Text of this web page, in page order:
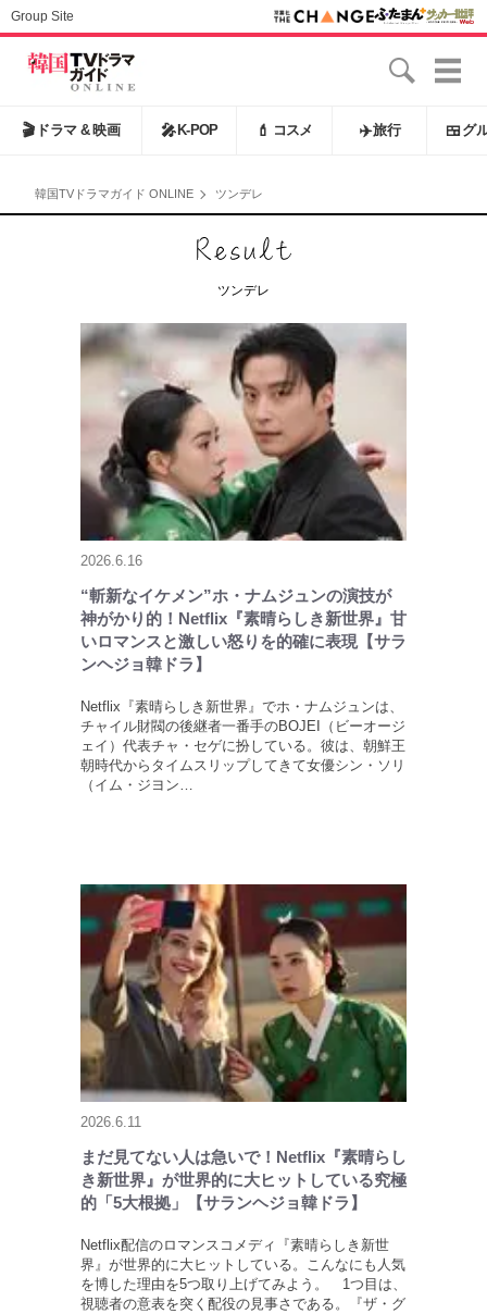
Group Site
🎬 ドラマ & 映画 🎤 K-POP 💄 コスメ ✈️旅行 🍱 グ
韓国TVドラマガイド ONLINE ツンデレ
ツンデレ
2026.6.16
“斬新なイケメン”ホ・ナムジュンの演技が
神がかり的！Netflix『素晴らしき新世界』甘
いロマンスと激しい怒りを的確に表現【サラ
ンヘジョ韓ドラ】
Netflix『素晴らしき新世界』でホ・ナムジュンは、
チャイル財閥の後継者一番手のBOJEI（ビーオージ
ェイ）代表チャ・セゲに扮している。彼は、朝鮮王
朝時代からタイムスリップしてきて女優シン・ソリ
（イム・ジヨン…
2026.6.11
まだ見てない人は急いで！Netflix『素晴らし
き新世界』が世界的に大ヒットしている究極
的「5大根拠」【サランヘジョ韓ドラ】
Netflix配信のロマンスコメディ『素晴らしき新世
界』が世界的に大ヒットしている。こんなにも人気
を博した理由を5つ取り上げてみよう。 1つ目は、
視聴者の意表を突く配役の見事さである。『ザ・グ